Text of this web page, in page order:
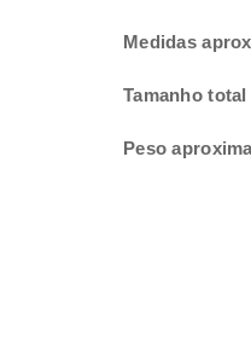
Medidas
Tamanho
Peso